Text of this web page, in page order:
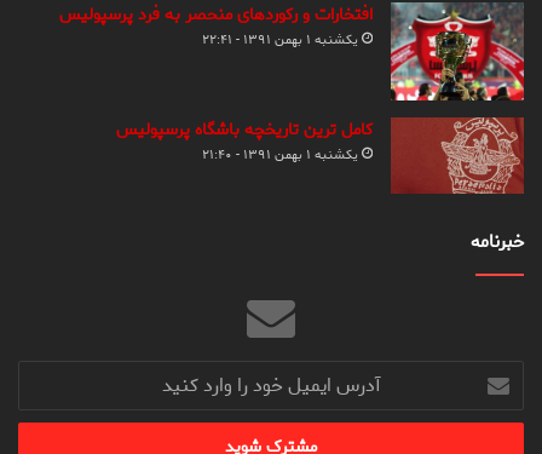
افتخارات و رکوردهای منحصر به فرد پرسپولیس
یکشنبه ۱ بهمن ۱۳۹۱ - ۲۲:۴۱
کامل ترین تاریخچه باشگاه پرسپولیس
یکشنبه ۱ بهمن ۱۳۹۱ - ۲۱:۴۰
خبرنامه
آدرس
ایمیل
خود